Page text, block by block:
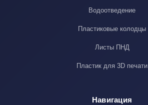
Водоотведение
Пластиковые колодцы
Листы ПНД
Пластик для 3D печати
Навигация